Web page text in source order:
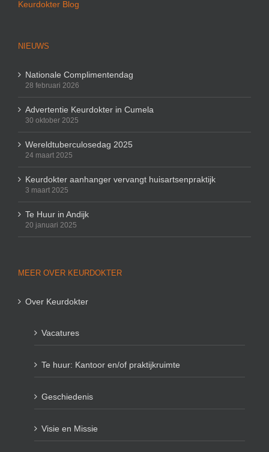
Keurdokter Blog
NIEUWS
Nationale Complimentendag
28 februari 2026
Advertentie Keurdokter in Cumela
30 oktober 2025
Wereldtuberculosedag 2025
24 maart 2025
Keurdokter aanhanger vervangt huisartsenpraktijk
3 maart 2025
Te Huur in Andijk
20 januari 2025
MEER OVER KEURDOKTER
Over Keurdokter
Vacatures
Te huur: Kantoor en/of praktijkruimte
Geschiedenis
Visie en Missie